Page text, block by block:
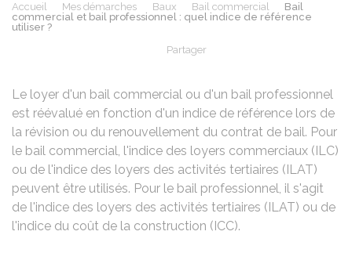
Accueil Mes démarches Baux Bail commercial
Bail
commercial et bail professionnel : quel indice de référence
utiliser ?
Partager
Le loyer d'un bail commercial ou d'un bail professionnel
est réévalué en fonction d'un indice de référence lors de
la révision ou du renouvellement du contrat de bail. Pour
le bail commercial, l'indice des loyers commerciaux (ILC)
ou de l'indice des loyers des activités tertiaires (ILAT)
peuvent être utilisés. Pour le bail professionnel, il s'agit
de l'indice des loyers des activités tertiaires (ILAT) ou de
l'indice du coût de la construction (ICC).